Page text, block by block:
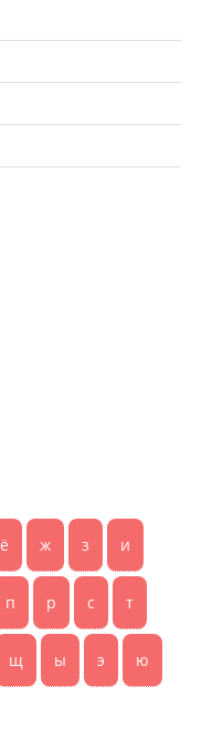
ё ж з и
п р с т
щ ы э ю